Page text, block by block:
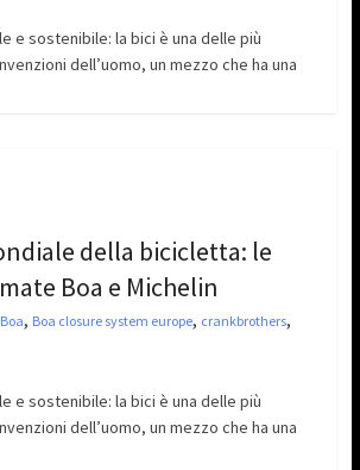
e sostenibile: la bici è una delle più
dell’uomo, un mezzo che ha una
della bicicletta: le
Boa e Michelin
Boa, Boa closure system europe, crankbrothers,
e sostenibile: la bici è una delle più
dell’uomo, un mezzo che ha una